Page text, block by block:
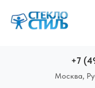
+7
Москва,